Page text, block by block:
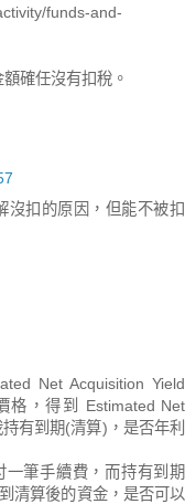
funds-and-
確任沒有扣稅。
沒扣的原因，但能不被扣
Net Acquisition Yield
格，得到 Estimated Net
有到期(清算)，是否年利
筆手續費，而持有到期
清算後的資金，是否可以